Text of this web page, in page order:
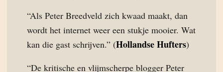
“Als Peter Breedveld zich kwaad maakt, dan
wordt het internet weer een stukje mooier. Wat
kan die gast schrijven.” (Hollandse Hufters)
“De kritische en vlijmscherpe blogger Peter